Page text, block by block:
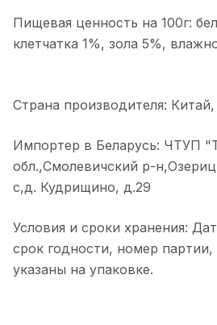
Пищевая ценность на 100г:
клетчатка 1%, зола 5%,
Страна производителя: Китай,
Импортер в Беларусь: ЧТУП
обл.,Смолевичский р-
с,д. Кудрищино, д.29
Условия и сроки хранения:
срок годности, номер партии,
указаны на упаковке.